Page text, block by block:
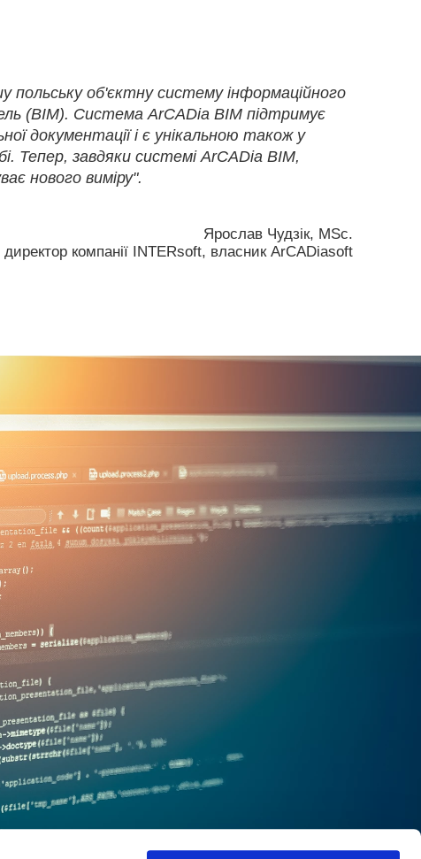
польську об'єктну систему інформаційного
(BIM). Система ArCADia BIM підтримує
документації і є унікальною також у
Тепер, завдяки системі ArCADia BIM,
нового виміру".
Ярослав Чудзік, MSc.
директор компанії INTERsoft, власник ArCADiasoft